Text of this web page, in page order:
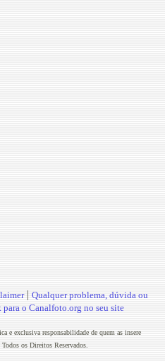
| Qualquer problema, dúvida ou
o Canalfoto.org no seu site
e exclusiva responsabilidade de quem as insere
os Direitos Reservados.